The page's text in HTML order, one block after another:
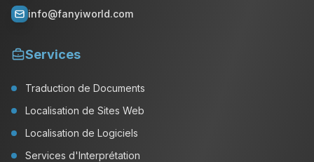
info@fanyiworld.com
Services
Traduction de Documents
Localisation de Sites Web
Localisation de Logiciels
Services d'Interprétation